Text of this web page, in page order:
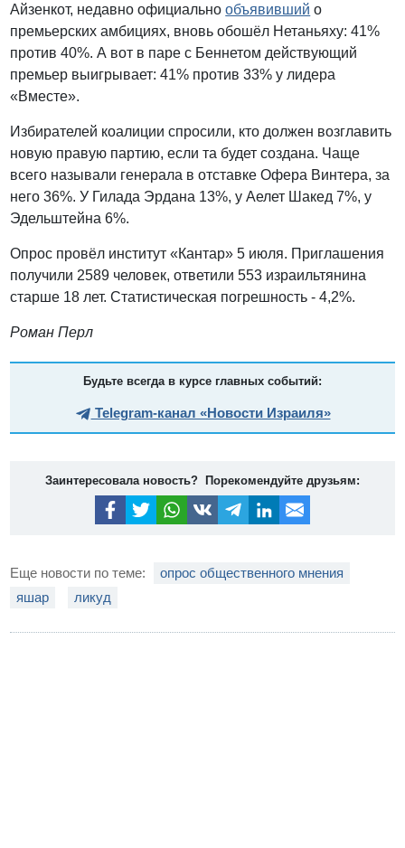
Айзенкот, недавно официальнообъявивший о
премьерских амбициях, вновь обошёл Нетаньяху: 41%
против 40%. А вот в паре с Беннетом действующий
премьер выигрывает: 41% против 33% у лидера
«Вместе».
Избирателей коалиции спросили, кто должен возглавить
новую правую партию, если та будет создана. Чаще
всего называли генерала в отставке Офера Винтера, за
него 36%. У Гилада Эрдана 13%, у Аелет Шакед 7%, у
Эдельштейна 6%.
Опрос провёл институт «Кантар» 5 июля. Приглашения
получили 2589 человек, ответили 553 израильтянина
старше 18 лет. Статистическая погрешность - 4,2%.
Роман Перл
Будьте всегда в курсе главных событий:
Telegram-канал «Новости Израиля»
Заинтересовала новость? Порекомендуйте друзьям:
Еще новости по теме:
опрос общественного мнения
яшар
ликуд